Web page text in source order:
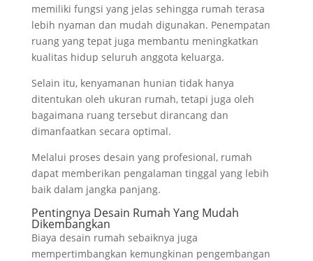
memiliki fungsi yang jelas sehingga rumah terasa
lebih nyaman dan mudah digunakan. Penempatan
ruang yang tepat juga membantu meningkatkan
kualitas hidup seluruh anggota keluarga.
Selain itu, kenyamanan hunian tidak hanya
ditentukan oleh ukuran rumah, tetapi juga oleh
bagaimana ruang tersebut dirancang dan
dimanfaatkan secara optimal.
Melalui proses desain yang profesional, rumah
dapat memberikan pengalaman tinggal yang lebih
baik dalam jangka panjang.
Pentingnya Desain Rumah Yang Mudah
Dikembangkan
Biaya desain rumah sebaiknya juga
mempertimbangkan kemungkinan pengembangan